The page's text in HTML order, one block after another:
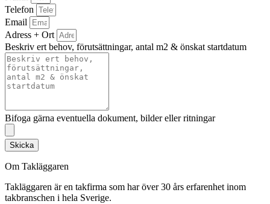
Telefon
Email
Adress + Ort
Beskriv ert behov, förutsättningar, antal m2 & önskat startdatum
Bifoga gärna eventuella dokument, bilder eller ritningar
Skicka
Om Takläggaren
Takläggaren är en takfirma som har över 30 års erfarenhet inom
takbranschen i hela Sverige.